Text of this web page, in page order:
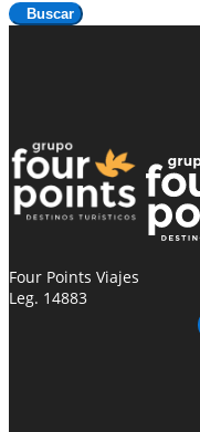
Buscar
Four Points Viajes
Leg. 14883